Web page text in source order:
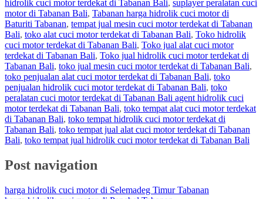
hidrolik cuci motor terdekat di Tabanan Bali, suplayer peralatan cuci
motor di Tabanan Bali, Tabanan harga hidrolik cuci motor di
Baturiti Tabanan, tempat jual mesin cuci motor terdekat di Tabanan
Bali, toko alat cuci motor terdekat di Tabanan Bali, Toko hidrolik
cuci motor terdekat di Tabanan Bali, Toko jual alat cuci motor
terdekat di Tabanan Bali, Toko jual hidrolik cuci motor terdekat di
Tabanan Bali, toko jual mesin cuci motor terdekat di Tabanan Bali,
toko penjualan alat cuci motor terdekat di Tabanan Bali, toko
penjualan hidrolik cuci motor terdekat di Tabanan Bali, toko
peralatan cuci motor terdekat di Tabanan Bali agent hidrolik cuci
motor terdekat di Tabanan Bali, toko tempat alat cuci motor terdekat
di Tabanan Bali, toko tempat hidrolik cuci motor terdekat di
Tabanan Bali, toko tempat jual alat cuci motor terdekat di Tabanan
Bali, toko tempat jual hidrolik cuci motor terdekat di Tabanan Bali
Post navigation
harga hidrolik cuci motor di Selemadeg Timur Tabanan